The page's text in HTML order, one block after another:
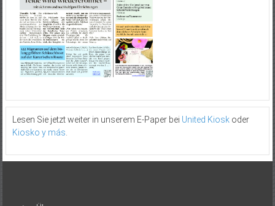
Lesen Sie jetzt weiter in unserem E-Paper bei United Kioskoder
Kiosko y más.